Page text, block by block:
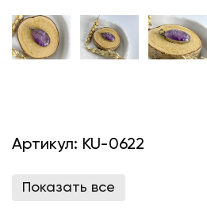
Артикул: KU-0622
Показать все